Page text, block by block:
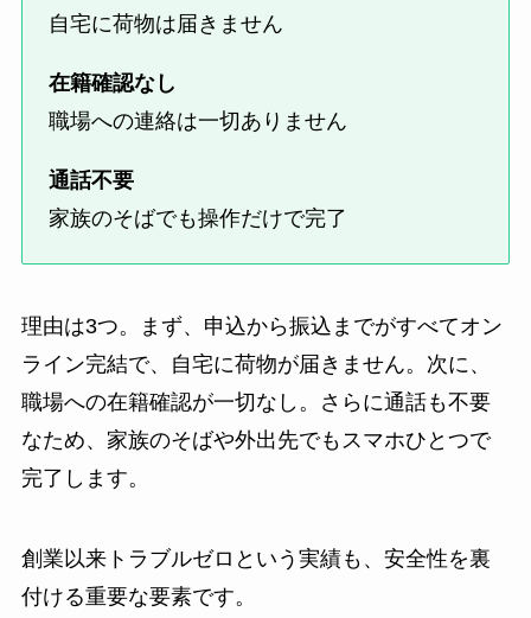
自宅に荷物は届きません
在籍確認なし
職場への連絡は一切ありません
通話不要
家族のそばでも操作だけで完了
理由は3つ。まず、申込から振込までがすべてオン
ライン完結で、自宅に荷物が届きません。次に、
職場への在籍確認が一切なし。さらに通話も不要
なため、家族のそばや外出先でもスマホひとつで
完了します。
創業以来トラブルゼロという実績も、安全性を裏
付ける重要な要素です。